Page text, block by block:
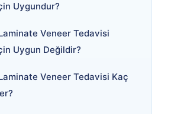
Uygundur?
Veneer Tedavisi
Uygun Değildir?
Veneer Tedavisi Kaç